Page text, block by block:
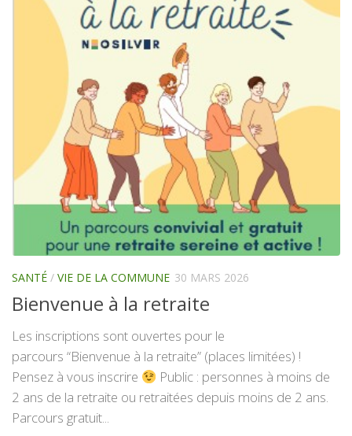
SANTÉ / VIE DE LA COMMUNE 30 MARS 2026
Bienvenue à la retraite
Les inscriptions sont ouvertes pour le
parcours “Bienvenue à la retraite” (places limitées) !
Pensez à vous inscrire
Public : personnes à moins de
2 ans de la retraite ou retraitées depuis moins de 2 ans.
Parcours gratuit...